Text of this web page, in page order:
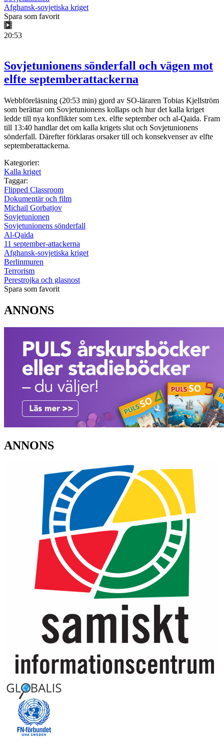
Afghansk-sovjetiska kriget
Spara som favorit
20:53
Sovjetunionens sönderfall och vägen mot
elfte septemberattackerna
Webbföreläsning (20:53 min) gjord av SO-läraren Tobias Kjellström
som berättar om Sovjetunionens kollaps och hur det kalla kriget
ledde till nya konflikter som t.ex. elfte september och al-Qaida. Fram
till 13:40 handlar det om kalla krigets slut och Sovjetunionens
sönderfall. Därefter förklaras orsaker till och konsekvenser av elfte
septemberattackerna.
Kategorier:
Kalla kriget
Taggar:
Flipped Classroom
Dokumentär och film
Michail Gorbatjov
Sovjetunionen
Sovjetunionens sönderfall
Al-Qaida
11 september-attackerna
Afghansk-sovjetiska kriget
Berlinmuren
Terrorism
Perestrojka och glasnost
Spara som favorit
ANNONS
ANNONS